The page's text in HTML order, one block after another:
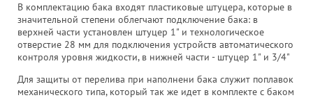
В комплектацию бака входят пластиковые штуцера, которые в
значительной степени облегчают подключение бака: в
верхней части установлен штуцер 1" и технологическое
отверстие 28 мм для подключения устройств автоматического
контроля уровня жидкости, в нижней части - штуцер 1" и 3/4"
Для защиты от перелива при наполнени бака служит поплавок
механического типа, который так же идет в комплекте с баком